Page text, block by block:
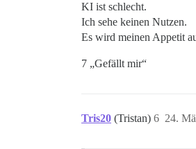
KI ist schlecht.
Ich sehe keinen Nutzen.
Es wird meinen Appetit
7 „Gefällt mir“
Tris20 (Tristan) 24.
6